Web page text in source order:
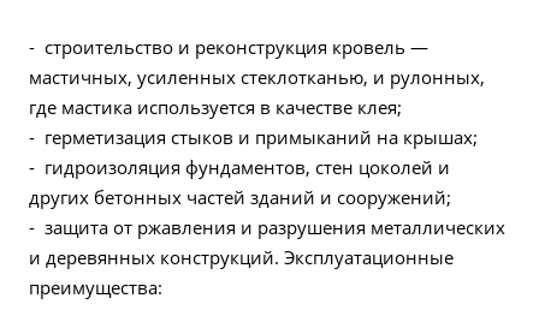
- строительство и реконструкция кровель —
мастичных, усиленных стеклотканью, и рулонных,
где мастика используется в качестве клея;
- герметизация стыков и примыканий на крышах;
- гидроизоляция фундаментов, стен цоколей и
других бетонных частей зданий и сооружений;
- защита от ржавления и разрушения металлических
и деревянных конструкций. Эксплуатационные
преимущества: